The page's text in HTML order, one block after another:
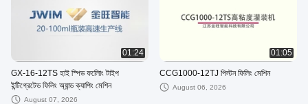
01:24
GX-16-12TS হাই স্পিড ফলোিং টাইপ
ইন্টিগ্রেটেড ফিলিং অ্যান্ড ক্যাপিং মেশিন
August 07, 2026
01:05
CCG1000-12TJ পিস্টন ফিলিং মেশিন
August 06, 2026